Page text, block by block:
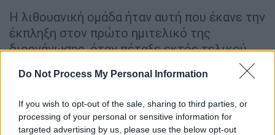
Do Not Process My Personal Information
If you wish to opt-out of the sale, sharing to third parties, or
processing of your personal or sensitive information for
targeted advertising by us, please use the below opt-out
Η λιθουανική ομάδα ήταν αυτή που έκανε την
έκπληξη στον πρώτο ημιτελικό της
διοργάνωσης, όταν πέταξε εκτός τελικού
. Η Ρίτας έπαιξε σκληρή άμυνα
και πήγε το ματς στην αθλητικότητα, με
τους Ισπανούς να μην μπορούν να
ακολουθήσουν σε αυτόν τον ρυθμό. Έτσι
σφράγισε πρώτη το εισιτήριο τηςγια τον